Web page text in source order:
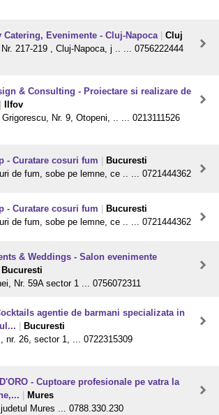
Catering, Evenimente - Cluj-Napoca
Cluj
217-219 , Cluj-Napoca, j .. ... 0756222444
& Consulting - Proiectare si realizare de
Ilfov
Nr. 9, Otopeni, .. ... 0213111526
- Curatare cosuri fum
Bucuresti
de fum, sobe pe lemne, ce .. ... 0721444362
- Curatare cosuri fum
Bucuresti
de fum, sobe pe lemne, ce .. ... 0721444362
& Weddings - Salon evenimente
Bucuresti
Nr. 59A sector 1 ... 0756072311
agentie de barmani specializata in
Bucuresti
nr. 26, sector 1, ... 0722315309
- Cuptoare profesionale pe vatra la
Mures
Mures ... 0788.330.230